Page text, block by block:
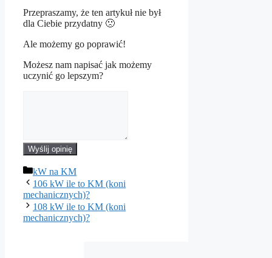
Przepraszamy, że ten artykuł nie był
dla Ciebie przydatny 🙁
Ale możemy go poprawić!
Możesz nam napisać jak możemy
uczynić go lepszym?
Wyślij opinię
Kategorie
kW na KM
106 kW ile to KM (koni
mechanicznych)?
108 kW ile to KM (koni
mechanicznych)?